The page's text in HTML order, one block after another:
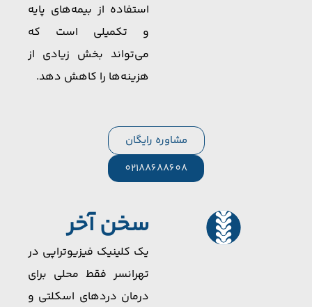
استفاده از بیمه‌های پایه
و تکمیلی است که
می‌تواند بخش زیادی از
هزینه‌ها را کاهش دهد.
مشاوره رایگان
02188688608
سخن آخر
یک کلینیک فیزیوتراپی در
تهرانسر فقط محلی برای
درمان دردهای اسکلتی و